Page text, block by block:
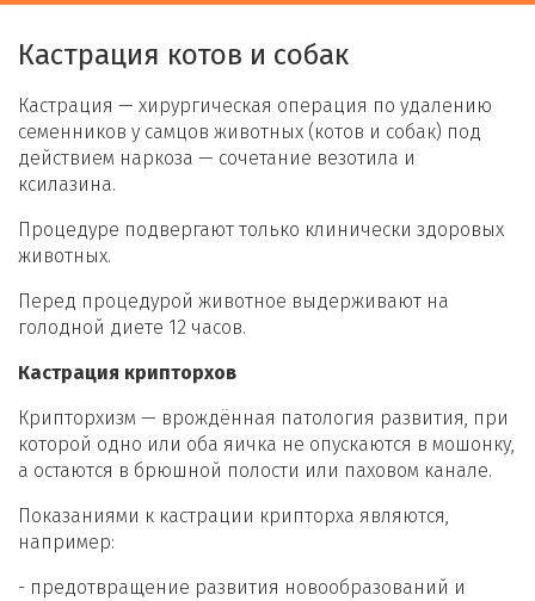
Кастрация котов и собак
Кастрация — хирургическая операция по удалению
семенников у самцов животных (котов и собак) под
действием наркоза — сочетание везотила и
ксилазина.
Процедуре подвергают только клинически здоровых
животных.
Перед процедурой животное выдерживают на
голодной диете 12 часов.
Кастрация крипторхов
Крипторхизм — врождённая патология развития, при
которой одно или оба яичка не опускаются в мошонку,
а остаются в брюшной полости или паховом канале.
Показаниями к кастрации крипторха являются,
например:
- предотвращение развития новообразований и